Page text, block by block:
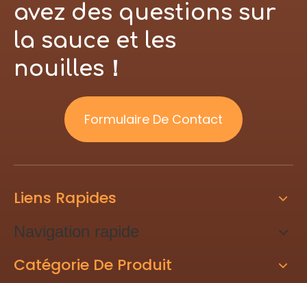
avez des questions sur
la sauce et les
nouilles！
Formulaire De Contact
Liens Rapides
Navigation rapide
Catégorie De Produit